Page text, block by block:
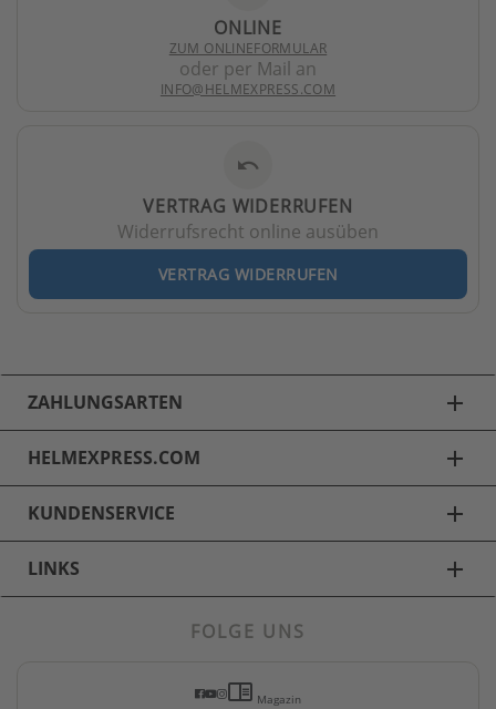
ONLINE
ZUM ONLINEFORMULAR
oder per Mail an
INFO@HELMEXPRESS.COM
undo
VERTRAG WIDERRUFEN
Widerrufsrecht online ausüben
VERTRAG WIDERRUFEN
ZAHLUNGSARTEN add
HELMEXPRESS.COM add
KUNDENSERVICE add
LINKS add
Motorradbekleidung
FOLGE UNS
chrome_reader_mode Magazin